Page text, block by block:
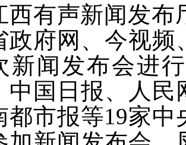
西有声新闻发
政府网、今视频
新闻发布会进
中国日报、人民
都市报等19家